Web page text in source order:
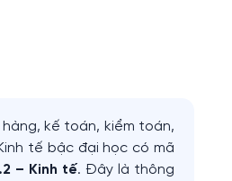
kế toán, kiểm toán,
tế bậc đại học có mã
– Kinh tế. Đây là thông